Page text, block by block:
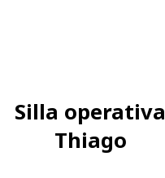
Silla operativa
Thiago